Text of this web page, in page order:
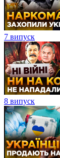
7 випуск
8 випуск